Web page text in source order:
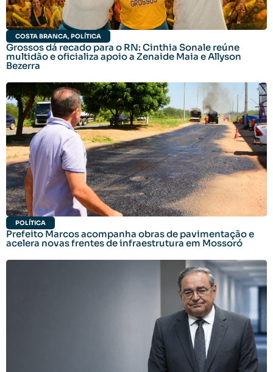
COSTA BRANCA,POLÍTICA
Grossos dá recado para o RN: Cinthia Sonale reúne
multidão e oficializa apoio a Zenaide Maia e Allyson
Bezerra
POLÍTICA
Prefeito Marcos acompanha obras de pavimentação e
acelera novas frentes de infraestrutura em Mossoró